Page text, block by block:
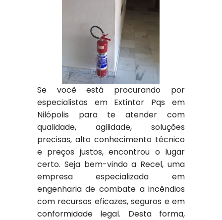
Se você está procurando por
especialistas em Extintor Pqs em
Nilópolis para te atender com
qualidade, agilidade, soluções
precisas, alto conhecimento técnico
e preços justos, encontrou o lugar
certo. Seja bem-vindo a Recel, uma
empresa especializada em
engenharia de combate a incêndios
com recursos eficazes, seguros e em
conformidade legal. Desta forma,